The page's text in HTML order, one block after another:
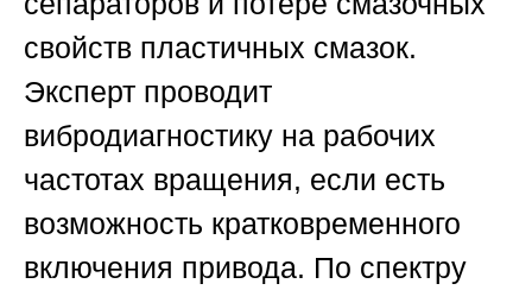
свойств пластичных смазок.
Эксперт проводит
вибродиагностику на рабочих
частотах вращения, если есть
возможность кратковременного
включения привода. По спектру